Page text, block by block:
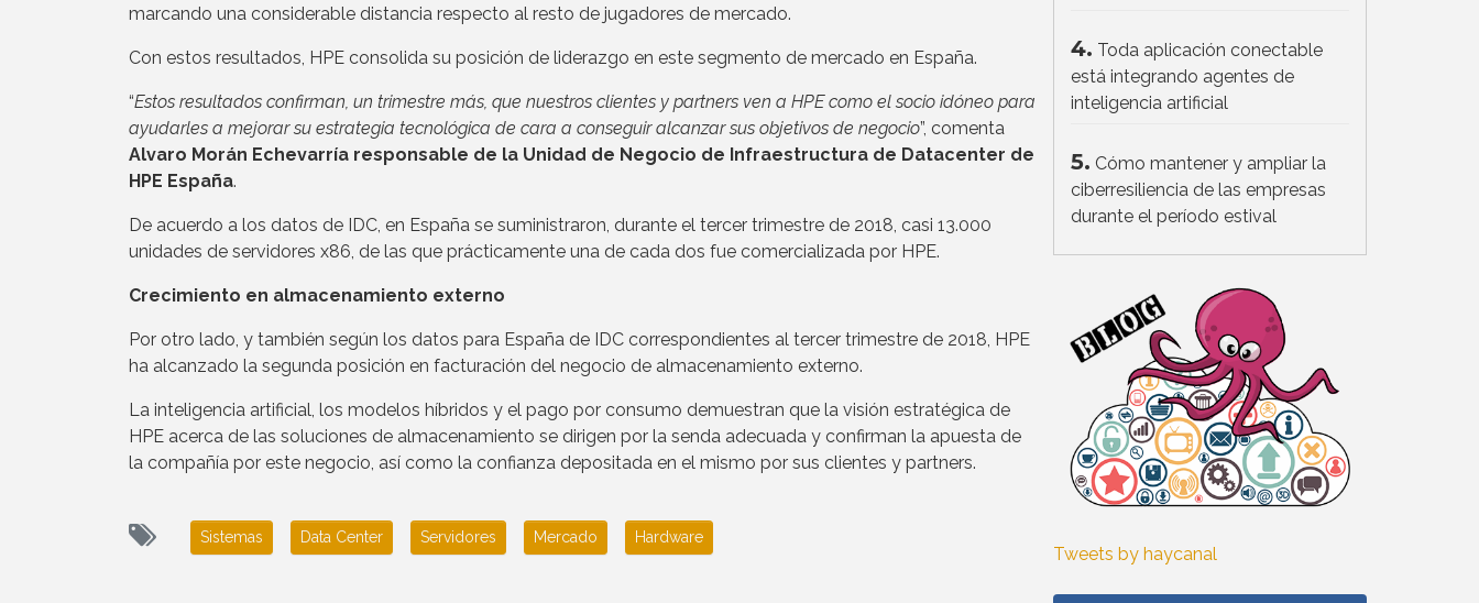
marcando una considerable distancia respecto al resto de jugadores de mercado.
Con estos resultados, HPE consolida su posición de liderazgo en este segmento de mercado en España.
“Estos resultados confirman, un trimestre más, que nuestros clientes y partners ven a HPE como el socio idóneo para
ayudarles a mejorar su estrategia tecnológica de cara a conseguir alcanzar sus objetivos de negocio”, comenta
Alvaro Morán Echevarría responsable de la Unidad de Negocio de Infraestructura de Datacenter de
HPE España.
De acuerdo a los datos de IDC, en España se suministraron, durante el tercer trimestre de 2018, casi 13.000
unidades de servidores x86, de las que prácticamente una de cada dos fue comercializada por HPE.
Crecimiento en almacenamiento externo
Por otro lado, y también según los datos para España de IDC correspondientes al tercer trimestre de 2018, HPE
ha alcanzado la segunda posición en facturación del negocio de almacenamiento externo.
La inteligencia artificial, los modelos híbridos y el pago por consumo demuestran que la visión estratégica de
HPE acerca de las soluciones de almacenamiento se dirigen por la senda adecuada y confirman la apuesta de
la compañía por este negocio, así como la confianza depositada en el mismo por sus clientes y partners.
Sistemas Data Center Servidores Mercado Hardware
4. Toda aplicación conectable
está integrando agentes de
inteligencia artificial
5. Cómo mantener y ampliar la
ciberresiliencia de las empresas
durante el período estival
Tweets by haycanal